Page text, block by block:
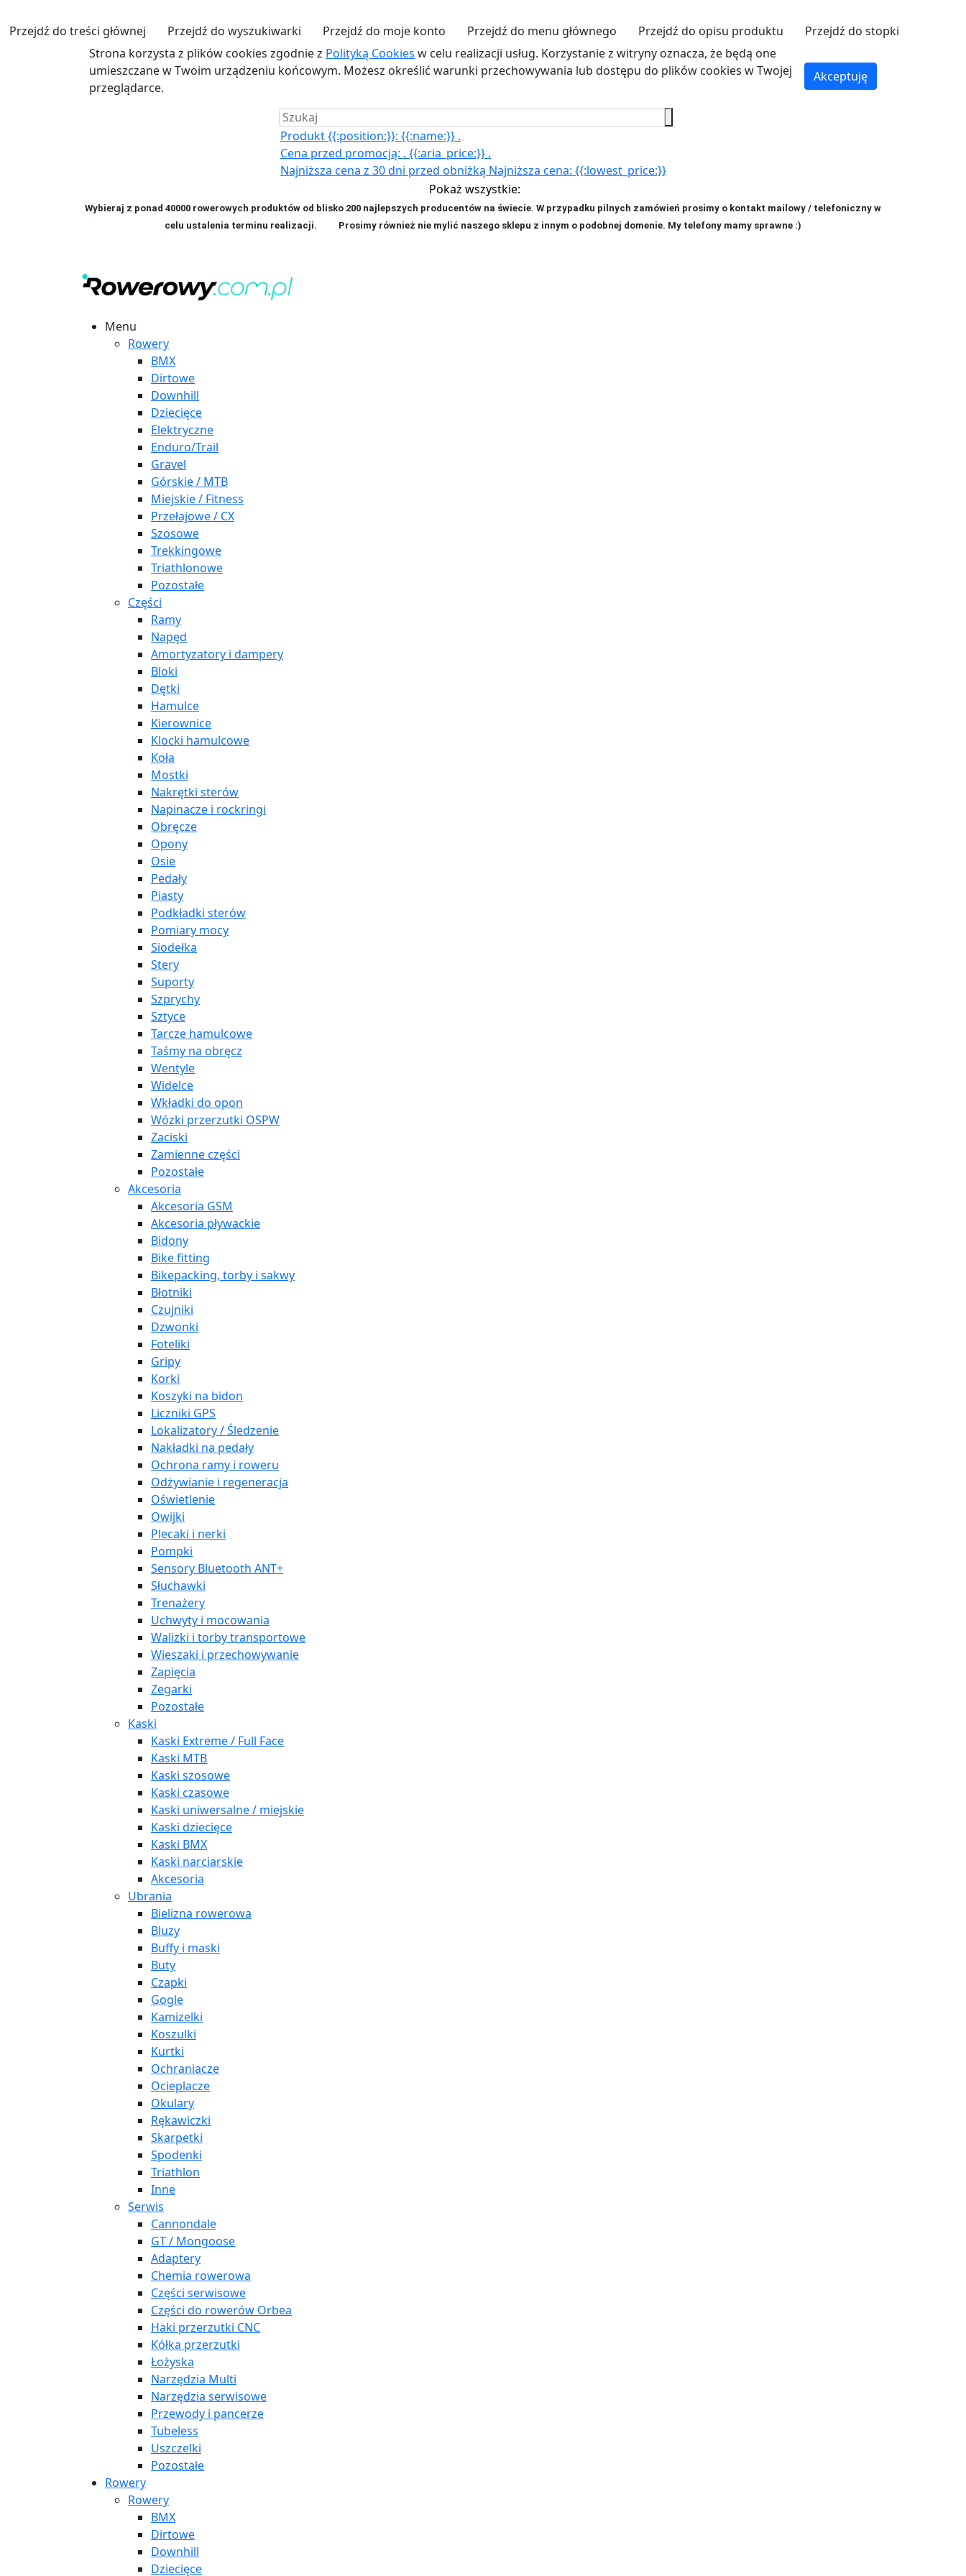
Przejdź do treści głównej Przejdź do wyszukiwarki Przejdź do moje konto Przejdź do menu głównego Przejdź do opisu produktu
Przejdź do stopki
Strona korzysta z plików cookies zgodnie z Polityką Cookies w celu realizacji usług. Korzystanie z witryny oznacza, że będą one
umieszczane w Twoim urządzeniu końcowym. Możesz określić warunki przechowywania lub dostępu do plików cookies w Twojej
przeglądarce.
Akceptuję
Produkt {{:position:}}: {{:name:}} .
Cena przed promocją: . {{:aria_price:}} .
Najniższa cena z 30 dni przed obniżką Najniższa cena: {{:lowest_price:}}
Pokaż wszystkie:
Wybieraj z ponad 40000 rowerowych produktów od blisko 200 najlepszych producentów na świecie. W przypadku pilnych zamówień prosimy o kontakt mailowy / telefoniczny w
celu ustalenia terminu realizacji. Prosimy również nie mylić naszego sklepu z innym o podobnej domenie. My telefony mamy sprawne :)
Menu
Rowery
BMX
Dirtowe
Downhill
Dziecięce
Elektryczne
Enduro/Trail
Gravel
Górskie / MTB
Miejskie / Fitness
Przełajowe / CX
Szosowe
Trekkingowe
Triathlonowe
Pozostałe
Części
Ramy
Napęd
Amortyzatory i dampery
Bloki
Dętki
Hamulce
Kierownice
Klocki hamulcowe
Koła
Mostki
Nakrętki sterów
Napinacze i rockringi
Obręcze
Opony
Osie
Pedały
Piasty
Podkładki sterów
Pomiary mocy
Siodełka
Stery
Suporty
Szprychy
Sztyce
Tarcze hamulcowe
Taśmy na obręcz
Wentyle
Widelce
Wkładki do opon
Wózki przerzutki OSPW
Zaciski
Zamienne części
Pozostałe
Akcesoria
Akcesoria GSM
Akcesoria pływackie
Bidony
Bike fitting
Bikepacking, torby i sakwy
Błotniki
Czujniki
Dzwonki
Foteliki
Gripy
Korki
Koszyki na bidon
Liczniki GPS
Lokalizatory / Śledzenie
Nakładki na pedały
Ochrona ramy i roweru
Odżywianie i regeneracja
Oświetlenie
Owijki
Plecaki i nerki
Pompki
Sensory Bluetooth ANT+
Słuchawki
Trenażery
Uchwyty i mocowania
Walizki i torby transportowe
Wieszaki i przechowywanie
Zapięcia
Zegarki
Pozostałe
Kaski
Kaski Extreme / Full Face
Kaski MTB
Kaski szosowe
Kaski czasowe
Kaski uniwersalne / miejskie
Kaski dziecięce
Kaski BMX
Kaski narciarskie
Akcesoria
Ubrania
Bielizna rowerowa
Bluzy
Buffy i maski
Buty
Czapki
Gogle
Kamizelki
Koszulki
Kurtki
Ochraniacze
Ocieplacze
Okulary
Rękawiczki
Skarpetki
Spodenki
Triathlon
Inne
Serwis
Cannondale
GT / Mongoose
Adaptery
Chemia rowerowa
Części serwisowe
Części do rowerów Orbea
Haki przerzutki CNC
Kółka przerzutki
Łożyska
Narzędzia Multi
Narzędzia serwisowe
Przewody i pancerze
Tubeless
Uszczelki
Pozostałe
Rowery
Rowery
BMX
Dirtowe
Downhill
Dziecięce